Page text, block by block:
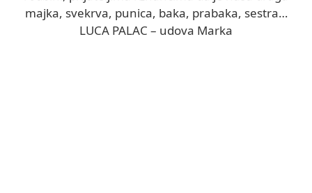
majka, svekrva, punica, baka, prabaka, sestra…
LUCA PALAC – udova Marka